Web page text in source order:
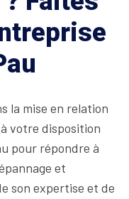
la mise en relation
votre disposition
pour répondre à
et
son expertise et de